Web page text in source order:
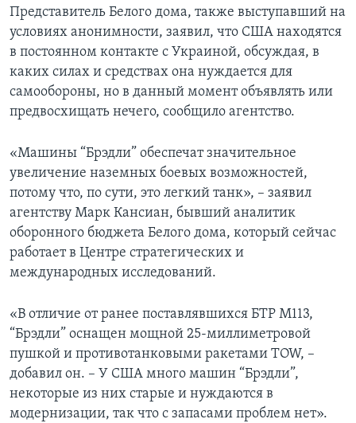
Представитель Белого дома, также выступавший на
условиях анонимности, заявил, что США находятся
в постоянном контакте с Украиной, обсуждая, в
каких силах и средствах она нуждается для
самообороны, но в данный момент объявлять или
предвосхищать нечего, сообщило агентство.
«Машины “Брэдли” обеспечат значительное
увеличение наземных боевых возможностей,
потому что, по сути, это легкий танк», – заявил
агентству Марк Кансиан, бывший аналитик
оборонного бюджета Белого дома, который сейчас
работает в Центре стратегических и
международных исследований.
«В отличие от ранее поставлявшихся БТР М113,
“Брэдли” оснащен мощной 25-миллиметровой
пушкой и противотанковыми ракетами TOW, –
добавил он. – У США много машин “Брэдли”,
некоторые из них старые и нуждаются в
модернизации, так что с запасами проблем нет».